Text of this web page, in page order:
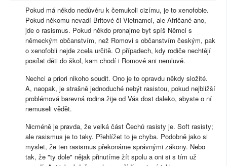
Pokud má někdo nedůvěru k čemukoli cizímu, je to xenofobie.
Pokud někomu nevadí Britové či Vietnamci, ale Afričané ano,
jde o rasismus. Pokud někdo pronajme byt spíš Němci s
německým občanstvím, než Romovi s občanstvím českým, pak
o xenofobii nejde zcela určitě. O případech, kdy rodiče nechtějí
posílat děti do škol, kam chodí i Romové ani nemluvě.
Nechci a priori nikoho soudit. Ono je to opravdu někdy složité.
A, naopak, je strašně jednoduché nebýt rasistou, pokud nejbližší
problémová barevná rodina žije od Vás dost daleko, abyste o ní
nemuseli vědět.
Nicméně je pravda, že velká část Čechů rasisty je. Soft rasisty;
ale rasismus je to taky. Přehlížet to je chyba. Podobně jako si
myslet, že ten rasismus překonáme správnými zákony. Nebo
tak, že "ty dole" nějak přinutíme žít spolu a oni si s tím už